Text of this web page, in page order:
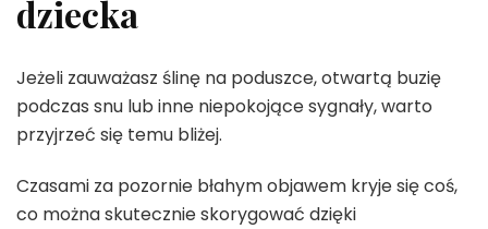
dziecka
Jeżeli zauważasz ślinę na poduszce, otwartą buzię
podczas snu lub inne niepokojące sygnały, warto
przyjrzeć się temu bliżej.
Czasami za pozornie błahym objawem kryje się coś,
co można skutecznie skorygować dzięki